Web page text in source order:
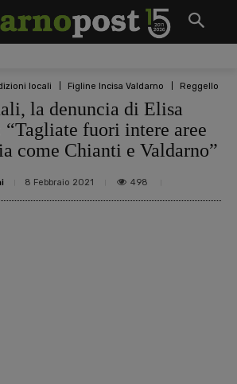
locali Figline Incisa Valdarno Reggello
la denuncia di Elisa
fuori intere aree
come Chianti e Valdarno”
8 Febbraio 2021 498